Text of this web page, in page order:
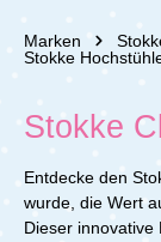
Marken
Stokke
Stokke
Entdecke den
wurde, die Wert
Dieser innovative